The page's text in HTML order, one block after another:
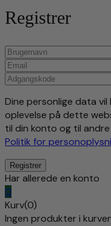
Registrer
Dine personlige data
oplevelse på dette
til din konto og til
Politik for
Har allerede en konto
0
Kurv(0)
Ingen produkter i